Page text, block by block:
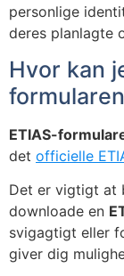
personlige
deres planlagte
Hvor kan
ETIAS-
det officielle
Det er vigtigt at
downloade en
svigagtigt eller
giver dig